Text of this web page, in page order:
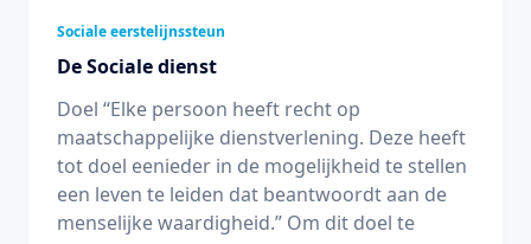
Sociale eerstelijnssteun
De Sociale dienst
Doel “Elke persoon heeft recht op
maatschappelijke dienstverlening. Deze heeft
tot doel eenieder in de mogelijkheid te stellen
een leven te leiden dat beantwoordt aan de
menselijke waardigheid.” Om dit doel te